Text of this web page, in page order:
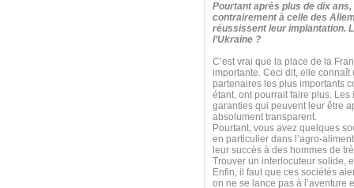
Pourtant après plus de dix
contrairement à celle des
réussissent leur implantation.
l’Ukraine ?
C’est vrai que la place de la
importante. Ceci dit, elle
partenaires les plus importants
étant, ont pourrait faire plus.
garanties qui peuvent leur être
absolument transparent.
Pourtant, vous avez quelques
en particulier dans l’agro-
leur succès à des hommes de
Trouver un interlocuteur solide,
Enfin, il faut que ces sociétés
on ne se lance pas à l’aventure